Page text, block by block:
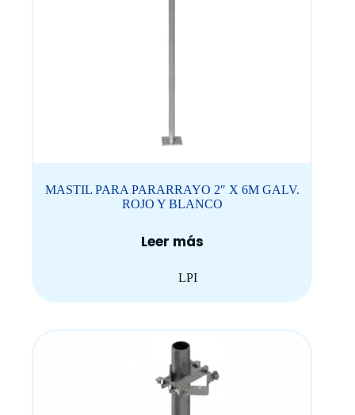
MASTIL PARA PARARRAYO 2″ X 6M GALV.
ROJO Y BLANCO
Leer más
LPI